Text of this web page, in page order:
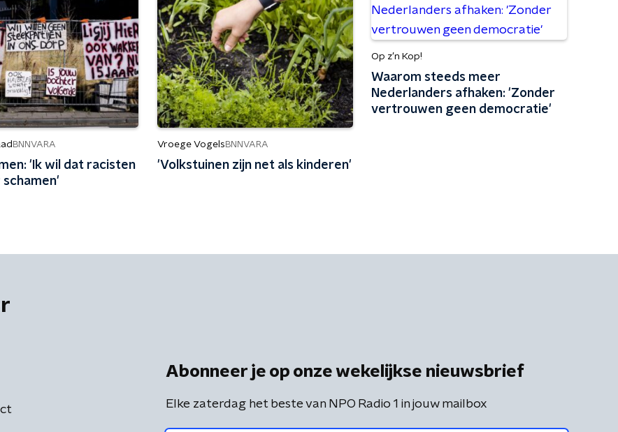
BNNVARA
'Ik wil dat racisten
Vroege Vogels BNNVARA
'Volkstuinen zijn net als kinderen'
Op z’n Kop!
Waarom steeds meer
Nederlanders afhaken: 'Zonder
vertrouwen geen democratie'
Abonneer je op onze wekelijkse nieuwsbrief
Elke zaterdag het beste van NPO Radio 1 in jouw mailbox